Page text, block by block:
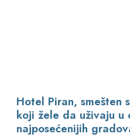
Hotel Piran, smešten
koji žele da uživaju u
najposećenijih